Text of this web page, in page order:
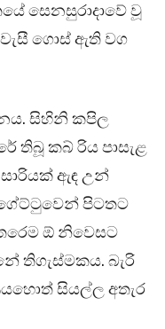
සෙනසුරාදාවේ වූ
ගොස් ඇති වග
සිහිනි කපිල
තිබූ කබ් රිය පාසැළ
ඇඳ උන්
පිටතට
ඕ නිවෙසට
තිගැස්මකය. බැරි
සියල්ල අතැර